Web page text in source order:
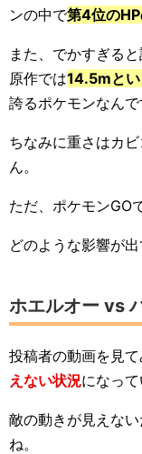
ンの中で第4位の
また、でかすぎる
原作では14.5mとい
誇るポケモンなんで
ちなみに重さはカ
ん。
ただ、ポケモンGO
どのような影響が
ホエルオー vs
投稿者の動画を見て
えない状況になって
敵の動きが見えな
ね。